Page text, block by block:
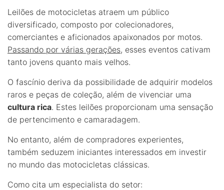
Leilões de motocicletas atraem um público
diversificado, composto por colecionadores,
comerciantes e aficionados apaixonados por motos.
Passando por várias gerações, esses eventos cativam
tanto jovens quanto mais velhos.
O fascínio deriva da possibilidade de adquirir modelos
raros e peças de coleção, além de vivenciar uma
cultura rica. Estes leilões proporcionam uma sensação
de pertencimento e camaradagem.
No entanto, além de compradores experientes,
também seduzem iniciantes interessados em investir
no mundo das motocicletas clássicas.
Como cita um especialista do setor: